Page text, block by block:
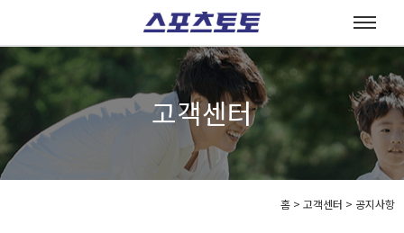
고객센터
홈 > 고객센터 > 공지사항